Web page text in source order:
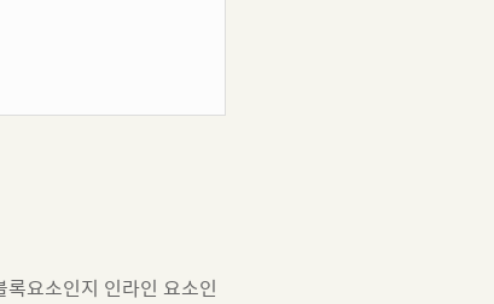
요소인지 인라인 요소인